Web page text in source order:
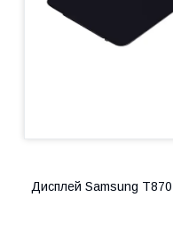
Дисплей Samsung